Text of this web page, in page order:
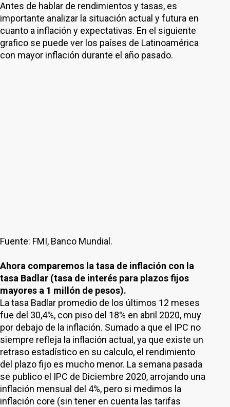
Antes de hablar de rendimientos y tasas, es
importante analizar la situación actual y futura en
cuanto a inflación y expectativas. En el siguiente
grafico se puede ver los países de Latinoamérica
con mayor inflación durante el año pasado.
Fuente: FMI, Banco Mundial.
Ahora comparemos la tasa de inflación con la
tasa Badlar (tasa de interés para plazos fijos
mayores a 1 millón de pesos).
La tasa Badlar promedio de los últimos 12 meses
fue del 30,4%, con piso del 18% en abril 2020, muy
por debajo de la inflación. Sumado a que el IPC no
siempre refleja la inflación actual, ya que existe un
retraso estadístico en su calculo, el rendimiento
del plazo fijo es mucho menor. La semana pasada
se publico el IPC de Diciembre 2020, arrojando una
inflación mensual del 4%, pero si medimos la
inflación core (sin tener en cuenta las tarifas